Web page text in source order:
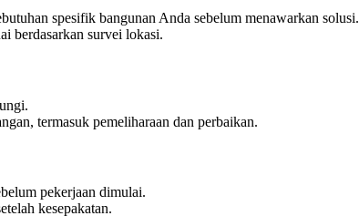
spesifik bangunan Anda sebelum menawarkan solusi.
berdasarkan survei lokasi.
termasuk pemeliharaan dan perbaikan.
pekerjaan dimulai.
kesepakatan.